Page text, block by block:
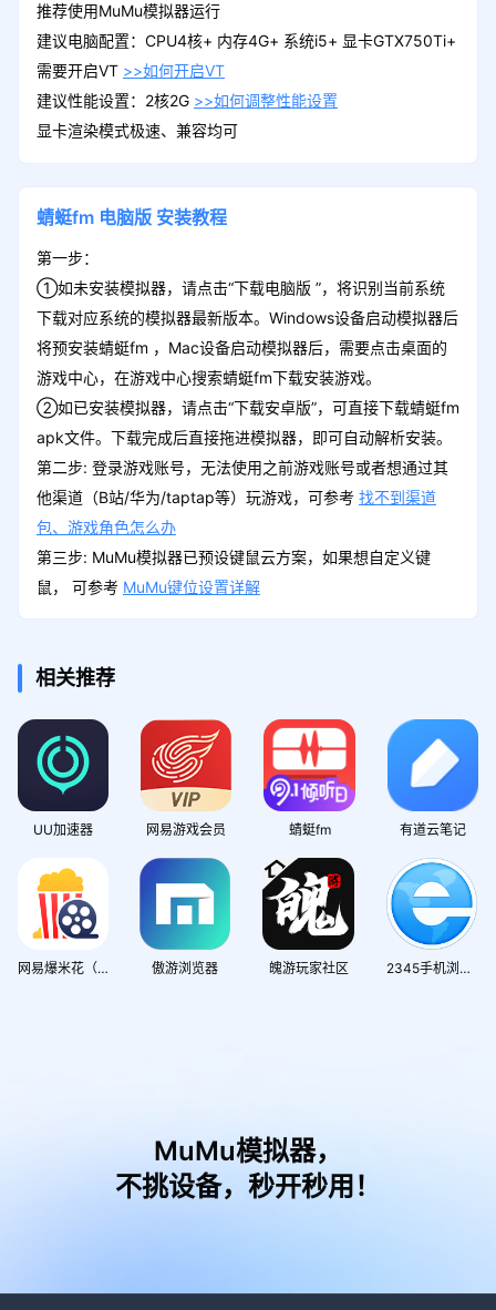
推荐使用MuMu模拟器运行
建议电脑配置：CPU4核+ 内存4G+ 系统i5+ 显卡GTX750Ti+
需要开启VT >>如何开启VT
建议性能设置：2核2G >>如何调整性能设置
显卡渲染模式极速、兼容均可
蜻蜓fm 电脑版 安装教程
第一步：
①如未安装模拟器，请点击“下载电脑版 ”，将识别当前系统
下载对应系统的模拟器最新版本。Windows设备启动模拟器后
将预安装蜻蜓fm ，Mac设备启动模拟器后，需要点击桌面的
游戏中心，在游戏中心搜索蜻蜓fm下载安装游戏。
②如已安装模拟器，请点击“下载安卓版”，可直接下载蜻蜓fm
apk文件。下载完成后直接拖进模拟器，即可自动解析安装。
第二步: 登录游戏账号，无法使用之前游戏账号或者想通过其
他渠道（B站/华为/taptap等）玩游戏，可参考 找不到渠道
包、游戏角色怎么办
第三步: MuMu模拟器已预设键鼠云方案，如果想自定义键
鼠， 可参考 MuMu键位设置详解
相关推荐
UU加速器 网易游戏会员 蜻蜓fm 有道云笔记
网易爆米花（原网易Filmly） 傲游浏览器 魄游玩家社区 2345手机浏览器
MuMu模拟器，
不挑设备，秒开秒用！